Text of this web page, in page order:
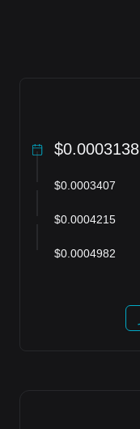
$0.0003138
$0.0003407
$0.0004215
$0.0004982